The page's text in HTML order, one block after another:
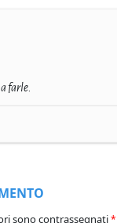
farle.
sono contrassegnati*